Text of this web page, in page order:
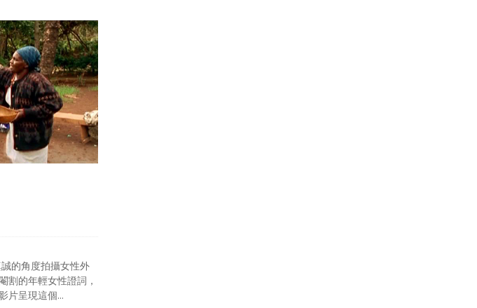
的角度拍攝女性外
割的年輕女性證詞，
片呈現這個...